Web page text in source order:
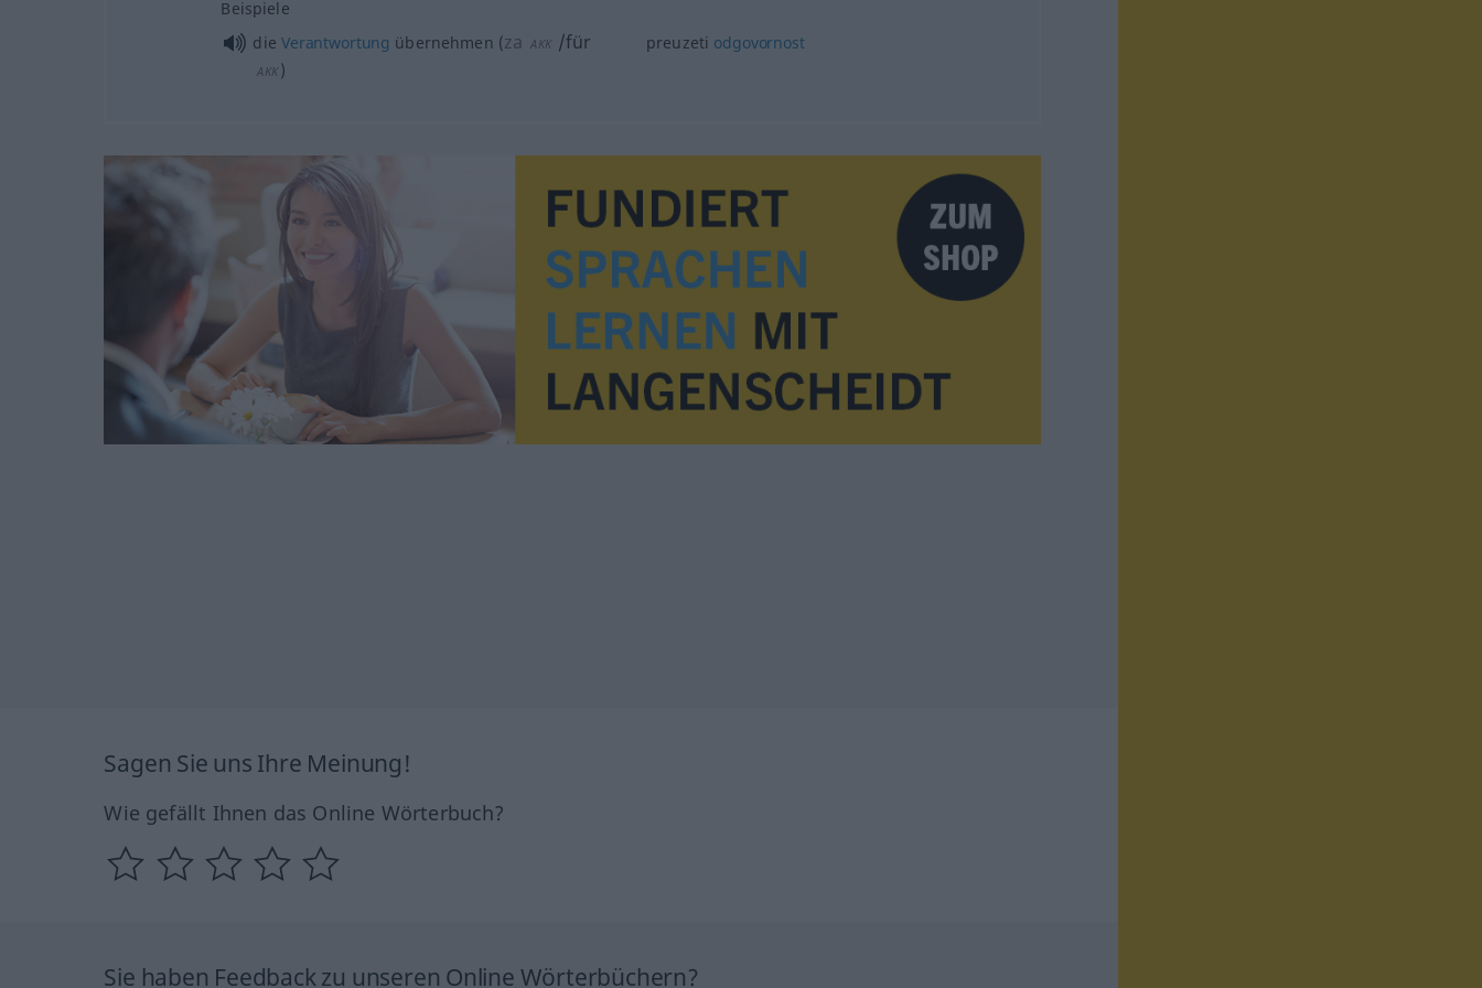
Beispiele
die Verantwortung übernehmen (za AKK /für
AKK )
preuzeti odgovornost
Sagen Sie uns Ihre Meinung!
Wie gefällt Ihnen das Online Wörterbuch?
Sie haben Feedback zu unseren Online Wörterbüchern?